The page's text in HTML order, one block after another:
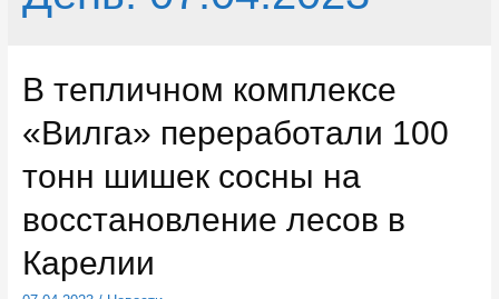
В тепличном комплексе
«Вилга» переработали 100
тонн шишек сосны на
восстановление лесов в
Карелии